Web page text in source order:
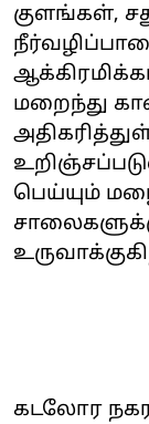
குளங்கள்,
மறைந்து
பெய்யும்
கடலோர